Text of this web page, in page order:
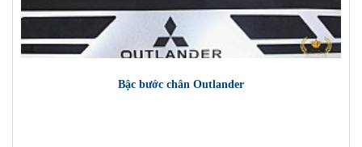
Bậc bước chân Outlander